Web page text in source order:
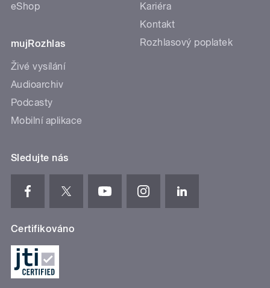
eShop
mujRozhlas
Živé vysílání
Audioarchiv
Podcasty
Mobilní aplikace
Kariéra
Kontakt
Rozhlasový poplatek
Sledujte nás
Certifikováno